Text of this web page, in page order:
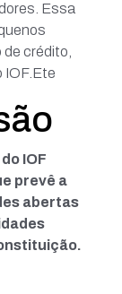
Essa
crédito,
IOF.Ete
IOF
prevê a
abertas